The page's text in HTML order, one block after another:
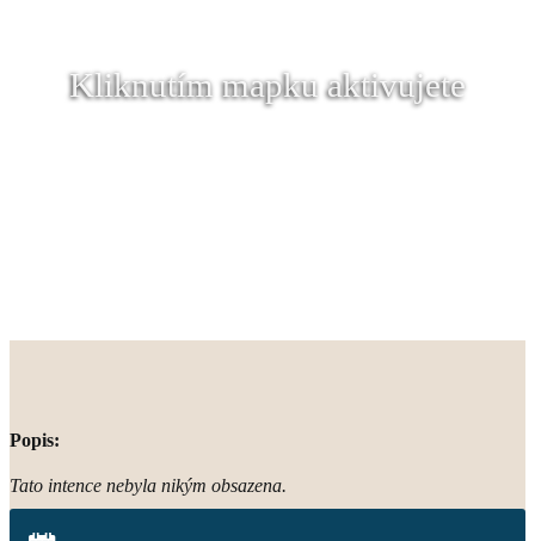
Kliknutím mapku aktivujete
Popis:
Tato intence nebyla nikým obsazena.